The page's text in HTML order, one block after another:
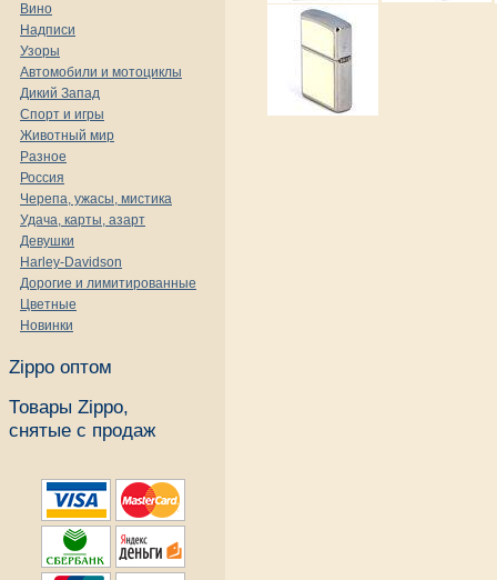
Вино
Надписи
Узоры
Автомобили и мотоциклы
Дикий Запад
Спорт и игры
Животный мир
Разное
Россия
Черепа, ужасы, мистика
Удача, карты, азарт
Девушки
Harley-Davidson
Дорогие и лимитированные
Цветные
Новинки
Zippo оптом
Товары Zippo,
снятые с продаж